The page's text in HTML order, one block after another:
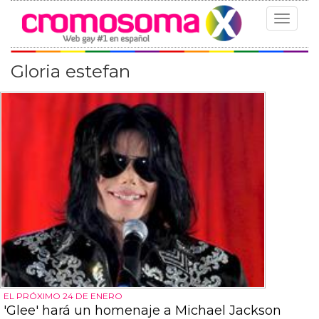
Toggle
Gloria estefan
EL PRÓXIMO 24 DE ENERO
'Glee' hará un homenaje a Michael Jackson